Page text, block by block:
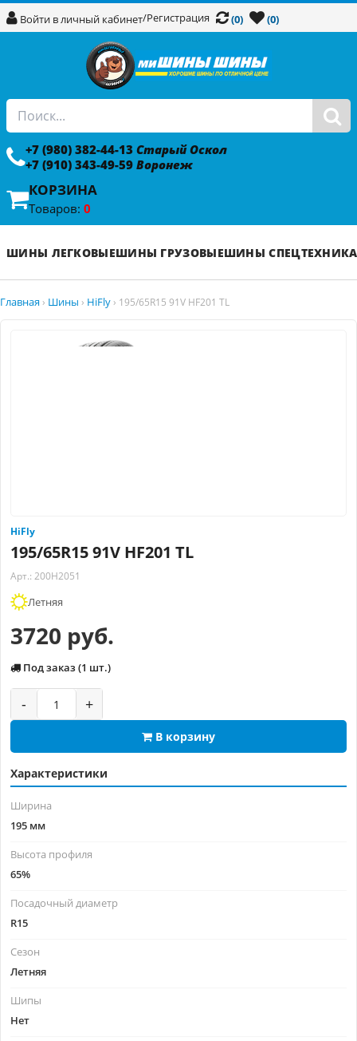
Войти в личный кабинет/Регистрация (0) (0)
+7 (980) 382-44-13 Старый Оскол
+7 (910) 343-49-59 Воронеж
КОРЗИНА
Товаров: 0
ШИНЫ ЛЕГКОВЫЕШИНЫ ГРУЗОВЫЕШИНЫ СПЕЦТЕХНИКА
Главная › Шины › HiFly › 195/65R15 91V HF201 TL
HiFly
195/65R15 91V HF201 TL
Арт.: 200H2051
Летняя
3720 руб.
Под заказ (1 шт.)
- +
В корзину
Характеристики
Ширина
195 мм
Высота профиля
65%
Посадочный диаметр
R15
Сезон
Летняя
Шипы
Нет